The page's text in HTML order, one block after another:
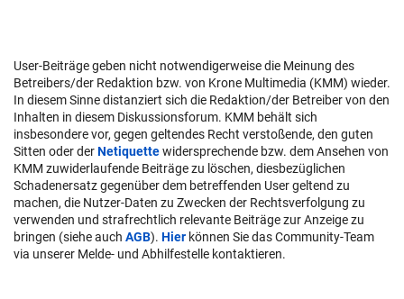
User-Beiträge geben nicht notwendigerweise die Meinung des
Betreibers/der Redaktion bzw. von Krone Multimedia (KMM) wieder.
In diesem Sinne distanziert sich die Redaktion/der Betreiber von den
Inhalten in diesem Diskussionsforum. KMM behält sich
insbesondere vor, gegen geltendes Recht verstoßende, den guten
Sitten oder derNetiquettewidersprechende bzw. dem Ansehen von
KMM zuwiderlaufende Beiträge zu löschen, diesbezüglichen
Schadenersatz gegenüber dem betreffenden User geltend zu
machen, die Nutzer-Daten zu Zwecken der Rechtsverfolgung zu
verwenden und strafrechtlich relevante Beiträge zur Anzeige zu
bringen (siehe auch AGB). Hier können Sie das Community-Team
via unserer Melde- und Abhilfestelle kontaktieren.